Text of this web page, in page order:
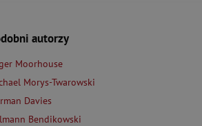
autorzy
Moorhouse
Morys-Twarowski
Davies
Bendikowski